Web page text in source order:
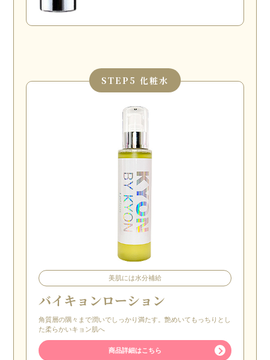
STEP 5 化粧水
美肌には水分補給
バイキョンローション
角質層の隅々まで潤いでしっかり満たす。艶めいてもっちりとし
た柔らかいキョン肌へ
商品詳細はこちら